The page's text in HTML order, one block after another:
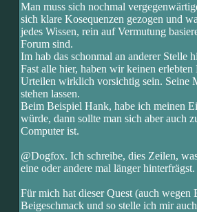
Man muss sich nochmal
sich klare Kosequenzen gezogen und
jedes Wissen, rein auf Vermutung
Forum sind.
Im hab das schonmal an anderer Stelle
Fast alle hier, haben wir keinen
Urteilen wirklich vorsichtig sein. Seine
stehen lassen.
Beim Beispiel Hank, habe ich meinen
würde, dann sollte man sich aber auch
Computer ist.
@Dogfox. Ich schreibe, dies Zeilen,
eine oder andere mal länger hinterfrägst.
Für mich hat dieser Quest (auch wegen
Beigeschmack und so stelle ich mir